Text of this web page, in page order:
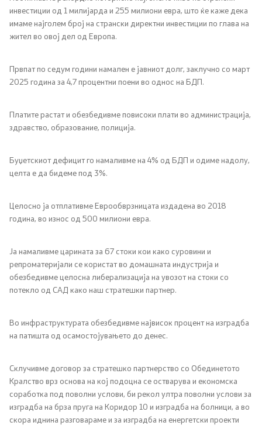
инвестиции од 1 милијарда и 255 милиони евра, што ќе каже дека
имаме најголем број на странски директни инвестиции по глава на
жител во овој дел од Европа.
Првпат по седум години намален е јавниот долг, заклучно со март
2025 година за 4,7 процентни поени во однос на БДП.
Платите растат и обезбедивме повисоки плати во администрација,
здравство, образование, полиција.
Буџетскиот дефицит го намаливме на 4% од БДП и одиме надолу,
целта е да бидеме под 3%.
Целосно ја отплативме Еврообврзницата издадена во 2018
година, во износ од 500 милиони евра.
Ја намаливме царината за 67 стоки кои како суровини и
репроматеријали се користат во домашната индустрија и
обезбедивме целосна либерализација на увозот на стоки со
потекло од САД како наш стратешки партнер.
Во инфраструктурата обезбедивме највисок процент на изградба
на патишта од осамостојувањето до денес.
Склучивме договор за стратешко партнерство со Обединетото
Кралство врз основа на кој подоцна се остварува и економска
соработка под поволни услови, би рекол ултра поволни услови за
изградба на брза пруга на Коридор 10 и изградба на болници, а во
скора иднина разговараме и за изградба на енергетски проекти